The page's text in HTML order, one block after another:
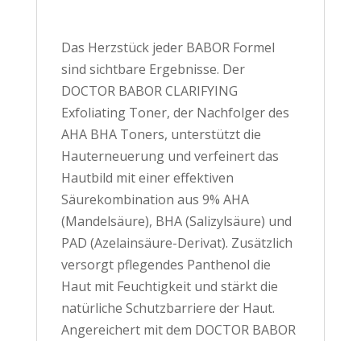
Das Herzstück jeder BABOR Formel
sind sichtbare Ergebnisse. Der
DOCTOR BABOR CLARIFYING
Exfoliating Toner, der Nachfolger des
AHA BHA Toners, unterstützt die
Hauterneuerung und verfeinert das
Hautbild mit einer effektiven
Säurekombination aus 9% AHA
(Mandelsäure), BHA (Salizylsäure) und
PAD (Azelainsäure-Derivat). Zusätzlich
versorgt pflegendes Panthenol die
Haut mit Feuchtigkeit und stärkt die
natürliche Schutzbarriere der Haut.
Angereichert mit dem DOCTOR BABOR